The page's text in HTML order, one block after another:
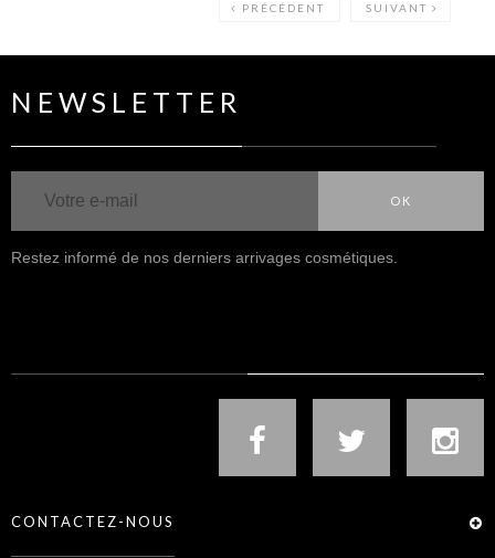
PRÉCÉDENT SUIVANT
NEWSLETTER
OK
Restez informé de nos derniers arrivages cosmétiques.
CONTACTEZ-NOUS